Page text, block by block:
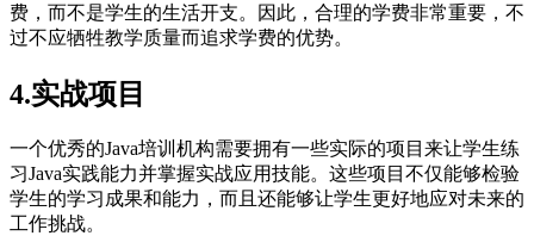
费，而不是学生的生活开支。因此，合理的学费非常重要，不
过不应牺牲教学质量而追求学费的优势。
4.实战项目
一个优秀的Java培训机构需要拥有一些实际的项目来让学生练
习Java实践能力并掌握实战应用技能。这些项目不仅能够检验
学生的学习成果和能力，而且还能够让学生更好地应对未来的
工作挑战。